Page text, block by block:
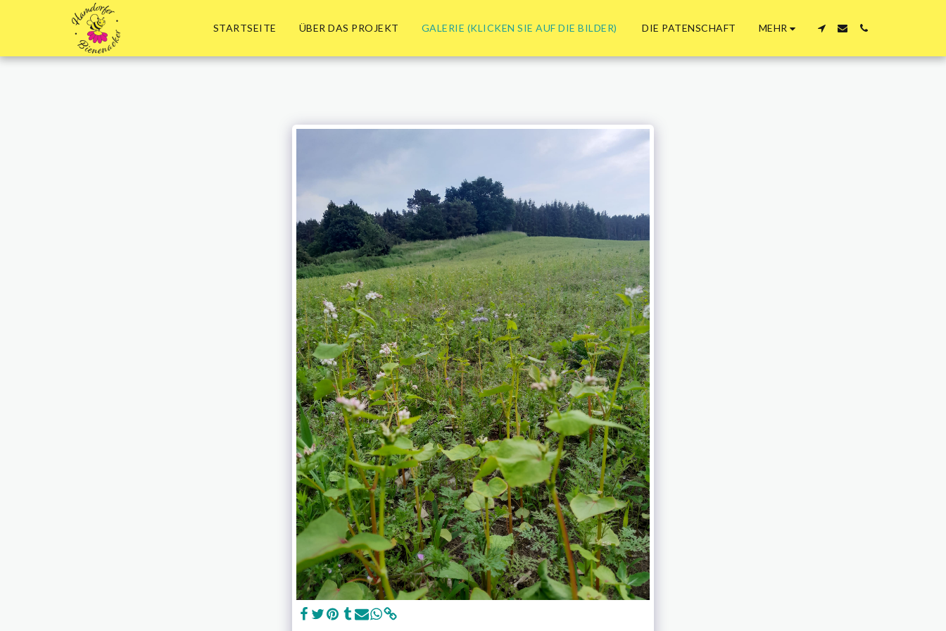
STARTSEITE ÜBER DAS PROJEKT GALERIE (KLICKEN SIE AUF DIE BILDER) DIE PATENSCHAFT MEHR